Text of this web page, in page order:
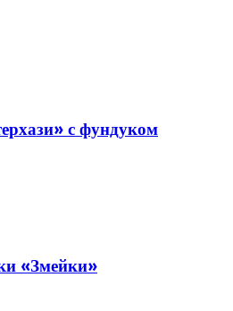
с фундуком
«Змейки»